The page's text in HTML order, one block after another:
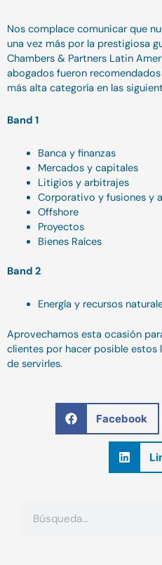
Nos complace comunicar que
una vez más por la prestigiosa
Chambers & Partners Latin
abogados fueron
más alta categoría en las
Band 1
Banca y finanzas
Mercados y capitales
Litigios y arbitrajes
Corporativo y fusiones y
Offshore
Proyectos
Bienes Raíces
Band 2
Energía y recursos
Aprovechamos esta ocasión
clientes por hacer posible
de servirles.
Facebook